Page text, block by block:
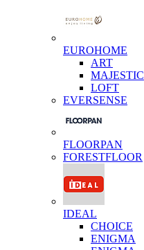
EUROHOME
ART
MAJESTIC
LOFT
EVERSENSE
FLOORPAN
FORESTFLOOR
IDEAL
CHOICE
ENIGMA